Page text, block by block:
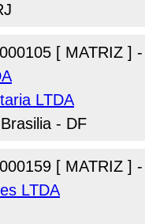
[ MATRIZ ]
LTDA
- DF
[ MATRIZ ]
LTDA